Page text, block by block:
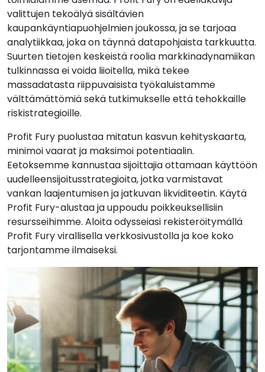
valittujen tekoälyä sisältävien
kaupankäyntiapuohjelmien joukossa, ja se tarjoaa
analytiikkaa, joka on täynnä datapohjaista tarkkuutta.
Suurten tietojen keskeistä roolia markkinadynamiikan
tulkinnassa ei voida liioitella, mikä tekee
massadatasta riippuvaisista työkaluistamme
välttämättömiä sekä tutkimukselle että tehokkaille
riskistrategioille.
Profit Fury puolustaa mitatun kasvun kehityskaarta,
minimoi vaarat ja maksimoi potentiaalin.
Eetoksemme kannustaa sijoittajia ottamaan käyttöön
uudelleensijoitusstrategioita, jotka varmistavat
vankan laajentumisen ja jatkuvan likviditeetin. Käytä
Profit Fury-alustaa ja uppoudu poikkeuksellisiin
resursseihimme. Aloita odysseiasi rekisteröitymällä
Profit Fury virallisella verkkosivustolla ja koe koko
tarjontamme ilmaiseksi.